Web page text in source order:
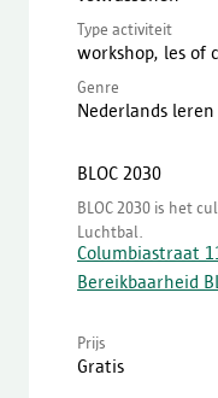
Type activiteit
workshop, les of
Genre
Nederlands leren
BLOC 2030
BLOC 2030 is het
Luchtbal.
Columbiastraat
Bereikbaarheid
Prijs
Gratis